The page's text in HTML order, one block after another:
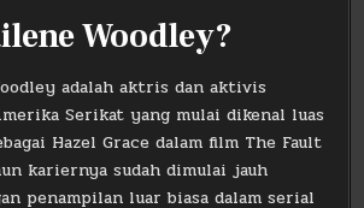
Woodley?
adalah aktris dan aktivis
Serikat yang mulai dikenal luas
Hazel Grace dalam film The Fault
kariernya sudah dimulai jauh
penampilan luar biasa dalam serial